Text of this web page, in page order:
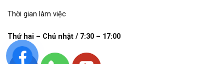
Thời gian làm việc
Thứ hai – Chủ nhật / 7:30 – 17:00